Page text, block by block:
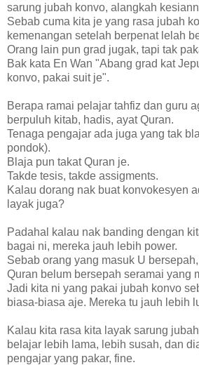
sarung jubah konvo, alangkah
Sebab cuma kita je yang rasa jubah
kemenangan setelah berpenat lelah
Orang lain pun grad jugak, tapi tak
Bak kata En Wan "Abang grad kat
konvo, pakai suit je".
Berapa ramai pelajar tahfiz dan guru
berpuluh kitab, hadis, ayat Quran.
Tenaga pengajar ada juga yang tak
pondok).
Blaja pun takat Quran je.
Takde tesis, takde assigments.
Kalau dorang nak buat konvokesyen
layak juga?
Padahal kalau nak banding dengan
bagai ni, mereka jauh lebih power.
Sebab orang yang masuk U
Quran belum bersepah seramai yang
Jadi kita ni yang pakai jubah konvo
biasa-biasa aje. Mereka tu jauh lebih
Kalau kita rasa kita layak sarung
belajar lebih lama, lebih susah, dan
pengajar yang pakar, fine.